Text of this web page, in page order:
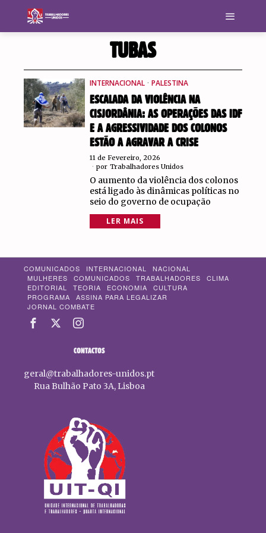
TUBAS
INTERNACIONAL · PALESTINA
ESCALADA DA VIOLÊNCIA NA
CISJORDÂNIA: AS OPERAÇÕES DAS IDF
E A AGRESSIVIDADE DOS COLONOS
ESTÃO A AGRAVAR A CRISE
11 de Fevereiro, 2026
por Trabalhadores Unidos
O aumento da violência dos colonos
está ligado às dinâmicas políticas no
seio do governo de ocupação
LER MAIS
COMUNICADOS INTERNACIONAL
NACIONAL
MULHERES
COMUNICADOS TRABALHADORES
CLIMA
EDITORIAL
TEORIA ECONOMIA
CULTURA
PROGRAMA
ASSINA PARA LEGALIZAR
JORNAL COMBATE
CONTACTOS
geral@trabalhadores-unidos.pt
Rua Bulhão Pato 3A, Lisboa